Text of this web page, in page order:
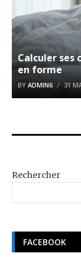
Calculer ses
en forme
BY ADMIN6 31
Rechercher
FACEBOOK